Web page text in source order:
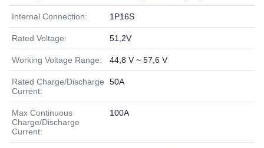
Internal Connection: 1P16S
Rated Voltage: 51,2V
Working Voltage Range: 44,8 V ~ 57,6 V
Rated Charge/Discharge
Current:
50A
Max Continuous
Charge/Discharge
Current:
100A